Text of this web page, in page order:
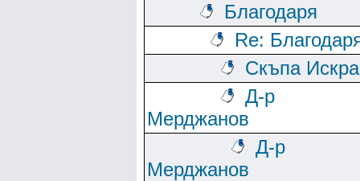
Благодаря
Re:
Скъпа Искра
Д-р
Мерджанов
Д-р
Мерджанов